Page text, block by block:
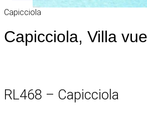
Capicciola
Capicciola, Villa
RL468 – Capicciola